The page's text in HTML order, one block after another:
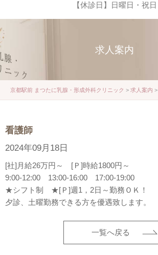
【休診日】日曜日・祝日
求人案内
京都駅前 まつたに乳腺・形成外科クリニック > 求人案内 >
看護師
2024年09月18日
[社]月給26万円～ [Ｐ]時給1800円～
9:00-12:00 13:00-16:00 17:00-19:00
★シフト制 ★[Ｐ]週1，2日～勤務ＯＫ！
夕診、土曜勤務できる方を優遇致します。
一覧へ戻る